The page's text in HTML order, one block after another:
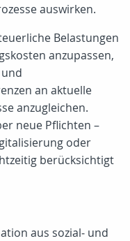
auswirken.
Belastungen
anzupassen,
an aktuelle
anzugleichen.
neue Pflichten –
oder
berücksichtigt
aus sozial‑ und